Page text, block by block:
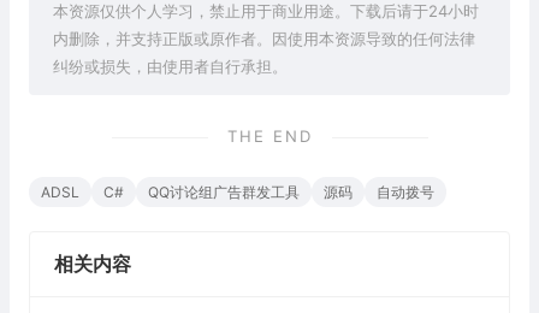
本资源仅供个人学习，禁止用于商业用途。下载后请于24小时
内删除，并支持正版或原作者。因使用本资源导致的任何法律
纠纷或损失，由使用者自行承担。
THE END
ADSL C# QQ讨论组广告群发工具 源码 自动拨号
相关内容